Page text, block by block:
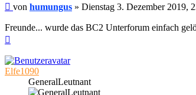
Beitrag
von humungus » Dienstag 3. Dezember 2019,
Freunde... wurde das BC2 Unterforum einfach
Elfe1090
GeneralLeutnant